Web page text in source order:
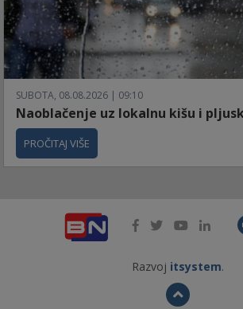
SUBOTA, 08.08.2026 | 09:10
Naoblačenje uz lokalnu kišu i
PROČITAJ VIŠE
Razvoj itsystem.